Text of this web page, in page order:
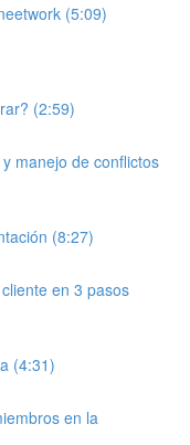
(5:09)
(2:59)
manejo de conflictos
(8:27)
en 3 pasos
(4:31)
en la